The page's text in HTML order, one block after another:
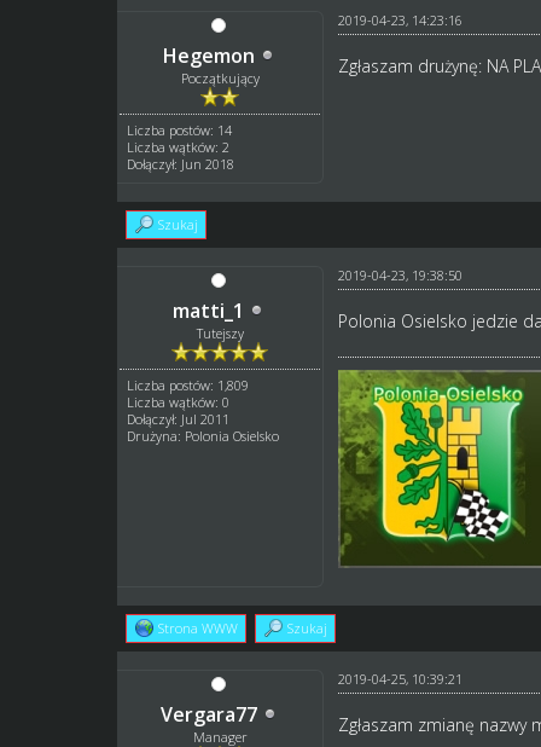
Hegemon
Początkujący
Liczba postów: 14
Liczba wątków: 2
Dołączył: Jun 2018
2019-04-23, 14:23:16
Zgłaszam drużynę: NA
Szukaj
matti_1
Tutejszy
Liczba postów: 1,809
Liczba wątków: 0
Dołączył: Jul 2011
Drużyna: Polonia Osielsko
2019-04-23, 19:38:50
Polonia Osielsko jedzie
Strona WWW Szukaj
Vergara77
Manager
2019-04-25, 10:39:21
Zgłaszam zmianę nazwy